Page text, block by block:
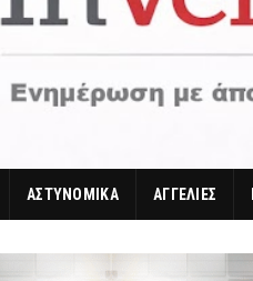
ΑΣΤΥΝΟΜΙΚΑ ΑΓΓΕΛΙΕΣ